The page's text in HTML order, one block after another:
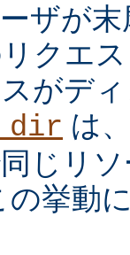
ザが
クエ
がデ
は
じリ
の挙動